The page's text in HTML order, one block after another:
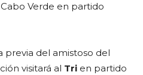
Verde en partido
previa del amistoso del
visitará al Tri en partido